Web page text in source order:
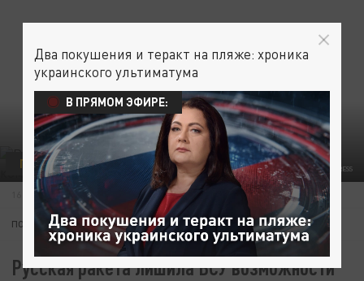
© PRAVDA KOMSOMOLSKAYA /RUSSIAN LOOK/GLOBALLOOKPRESS
ПОЛИТИКА РУССКАЯ ВЕСНА НИ ШАГУ НАЗАД
16 ИЮЛЯ 13:33
ПОДПИШИТЕСЬ:
Русская ракета лишила ВСУ возможности
Два покушения и теракт на пляже: хроника
украинского ультиматума
В ПРЯМОМ ЭФИРЕ: